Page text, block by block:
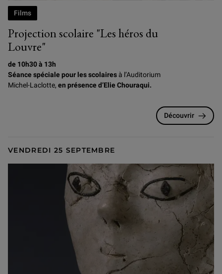
Photogramme du film Les Héros du Louvre, d'Elie Chouraqui
Projection scolaire "Les héros du
Louvre"
Films
de 10h30 à 13h
Séance spéciale pour les scolaires à l’Auditorium
Michel-Laclotte, en présence d’Elie Chouraqui.
Découvrir
VENDREDI 25 SEPTEMBRE